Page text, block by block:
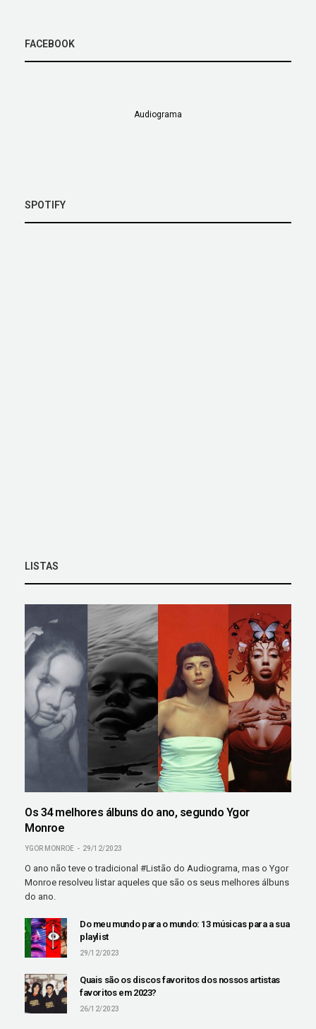
FACEBOOK
Audiograma
SPOTIFY
LISTAS
Os 34 melhores álbuns do ano, segundo Ygor
Monroe
YGOR MONROE 29/12/2023
O ano não teve o tradicional #Listão do Audiograma, mas o Ygor
Monroe resolveu listar aqueles que são os seus melhores álbuns
do ano.
Do meu mundo para o mundo: 13 músicas para a sua
playlist
29/12/2023
Quais são os discos favoritos dos nossos artistas
favoritos em 2023?
26/12/2023